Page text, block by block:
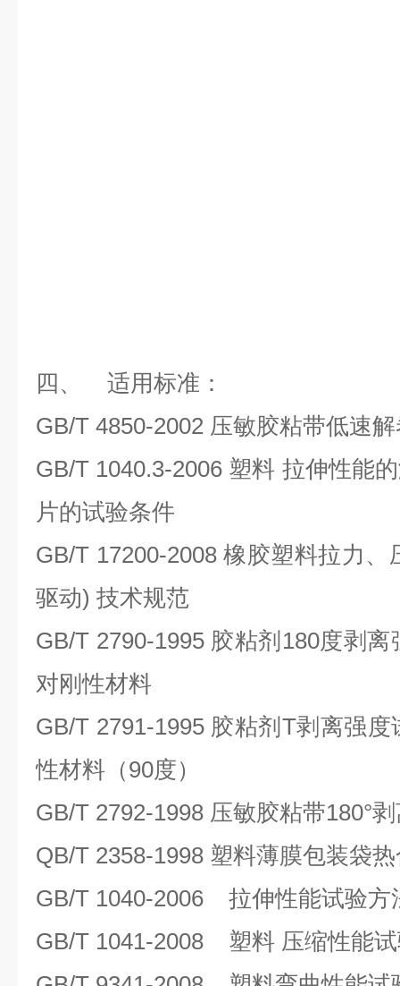
四、 适用标准：
GB/T 4850-2002 压敏胶粘带低速
GB/T 1040.3-2006 塑料 拉伸性能
片的试验条件
GB/T 17200-2008 橡胶塑料拉力
驱动) 技术规范
GB/T 2790-1995 胶粘剂180度剥
对刚性材料
GB/T 2791-1995 胶粘剂T剥离强
性材料（90度）
GB/T 2792-1998 压敏胶粘带180°
QB/T 2358-1998 塑料薄膜包装袋
GB/T 1040-2006 拉伸性能试验方
GB/T 1041-2008 塑料 压缩性能